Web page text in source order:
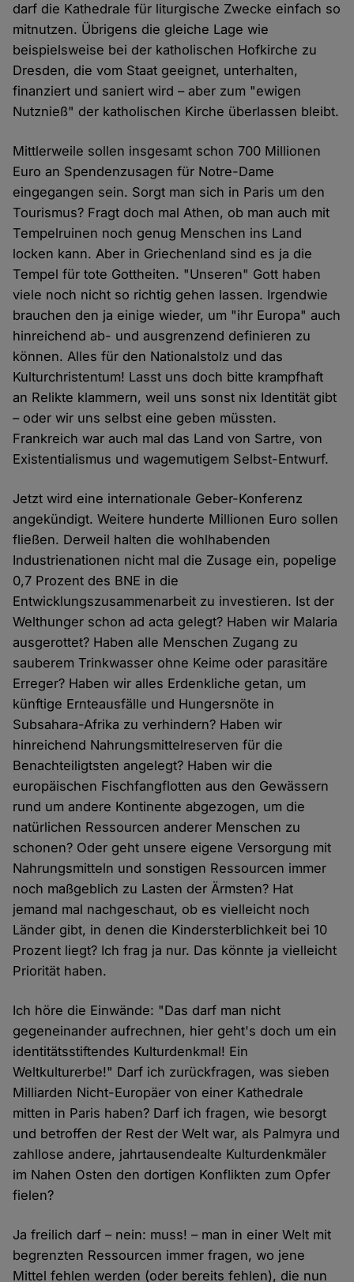
darf die Kathedrale für liturgische Zwecke einfach so
mitnutzen. Übrigens die gleiche Lage wie
beispielsweise bei der katholischen Hofkirche zu
Dresden, die vom Staat geeignet, unterhalten,
finanziert und saniert wird – aber zum "ewigen
Nutznieß" der katholischen Kirche überlassen bleibt.
Mittlerweile sollen insgesamt schon 700 Millionen
Euro an Spendenzusagen für Notre-Dame
eingegangen sein. Sorgt man sich in Paris um den
Tourismus? Fragt doch mal Athen, ob man auch mit
Tempelruinen noch genug Menschen ins Land
locken kann. Aber in Griechenland sind es ja die
Tempel für tote Gottheiten. "Unseren" Gott haben
viele noch nicht so richtig gehen lassen. Irgendwie
brauchen den ja einige wieder, um "ihr Europa" auch
hinreichend ab- und ausgrenzend definieren zu
können. Alles für den Nationalstolz und das
Kulturchristentum! Lasst uns doch bitte krampfhaft
an Relikte klammern, weil uns sonst nix Identität gibt
– oder wir uns selbst eine geben müssten.
Frankreich war auch mal das Land von Sartre, von
Existentialismus und wagemutigem Selbst-Entwurf.
Jetzt wird eine internationale Geber-Konferenz
angekündigt. Weitere hunderte Millionen Euro sollen
fließen. Derweil halten die wohlhabenden
Industrienationen nicht mal die Zusage ein, popelige
0,7 Prozent des BNE in die
Entwicklungszusammenarbeit zu investieren. Ist der
Welthunger schon ad acta gelegt? Haben wir Malaria
ausgerottet? Haben alle Menschen Zugang zu
sauberem Trinkwasser ohne Keime oder parasitäre
Erreger? Haben wir alles Erdenkliche getan, um
künftige Ernteausfälle und Hungersnöte in
Subsahara-Afrika zu verhindern? Haben wir
hinreichend Nahrungsmittelreserven für die
Benachteiligtsten angelegt? Haben wir die
europäischen Fischfangflotten aus den Gewässern
rund um andere Kontinente abgezogen, um die
natürlichen Ressourcen anderer Menschen zu
schonen? Oder geht unsere eigene Versorgung mit
Nahrungsmitteln und sonstigen Ressourcen immer
noch maßgeblich zu Lasten der Ärmsten? Hat
jemand mal nachgeschaut, ob es vielleicht noch
Länder gibt, in denen die Kindersterblichkeit bei 10
Prozent liegt? Ich frag ja nur. Das könnte ja vielleicht
Priorität haben.
Ich höre die Einwände: "Das darf man nicht
gegeneinander aufrechnen, hier geht's doch um ein
identitätsstiftendes Kulturdenkmal! Ein
Weltkulturerbe!" Darf ich zurückfragen, was sieben
Milliarden Nicht-Europäer von einer Kathedrale
mitten in Paris haben? Darf ich fragen, wie besorgt
und betroffen der Rest der Welt war, als Palmyra und
zahllose andere, jahrtausendealte Kulturdenkmäler
im Nahen Osten den dortigen Konflikten zum Opfer
fielen?
Ja freilich darf – nein: muss! – man in einer Welt mit
begrenzten Ressourcen immer fragen, wo jene
Mittel fehlen werden (oder bereits fehlen), die nun